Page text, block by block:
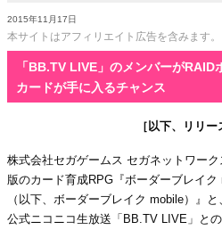
2015年11月17日
本サイトはアフィリエイト広告を含みます。
「BB.TV LIVE」のメンバーが
カードが手に入るチャンス
［以下、リリー
株式会社セガゲームス セガネットワー
版のカード育成RPG『ボーダーブレイ
（以下、ボーダーブレイク mobile）』
公式ニコニコ生放送「BB.TV LIVE」と